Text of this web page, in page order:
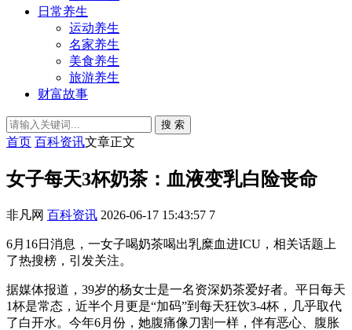
日常养生
运动养生
名家养生
美食养生
旅游养生
财富故事
搜 索
首页 百科资讯文章正文
女子每天3杯奶茶：血液变乳白险丧命
非凡网 百科资讯 2026-06-17 15:43:57 7
6月16日消息，一女子喝奶茶喝出乳糜血进ICU，相关话题上
了热搜榜，引发关注。
据媒体报道，39岁的杨女士是一名资深奶茶爱好者。平日每天
1杯是常态，近半个月更是“加码”到每天狂饮3-4杯，几乎取代
了白开水。今年6月份，她腹痛像刀割一样，伴有恶心、腹胀